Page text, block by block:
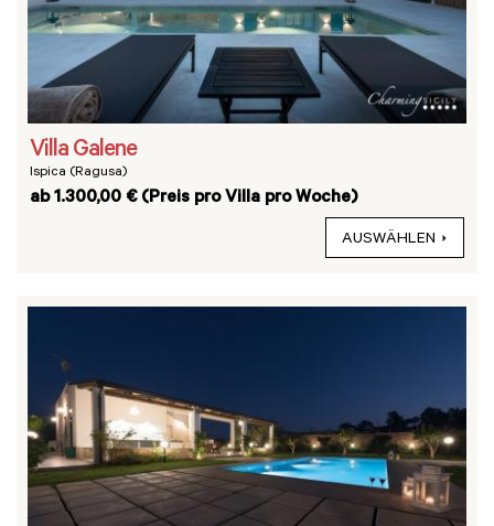
Villa Galene
Ispica (Ragusa)
ab 1.300,00 € (Preis pro Villa pro Woche)
AUSWÄHLEN